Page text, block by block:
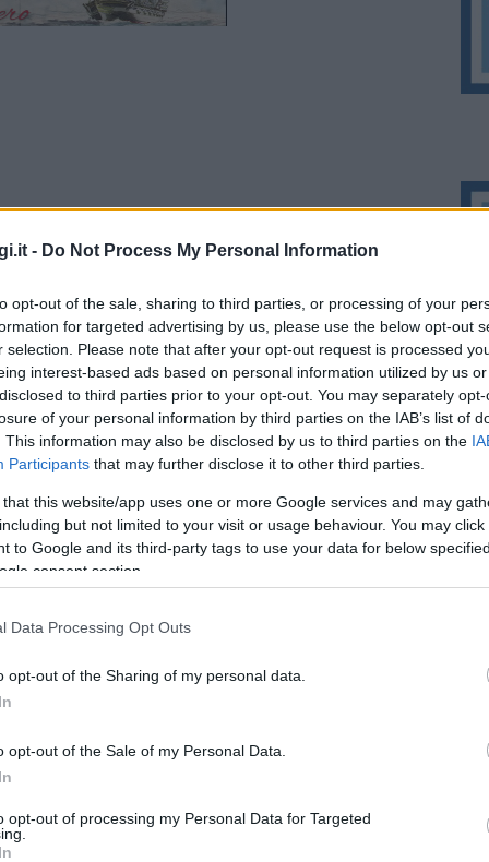
- Do Not Process My Personal Information
opt-out of the sale, sharing to third parties, or processing of your
for targeted advertising by us, please use the below opt-out
selection. Please note that after your opt-out request is processed
interest-based ads based on personal information utilized by us
to third parties prior to your opt-out. You may separately
of your personal information by third parties on the IAB’s list of
This information may also be disclosed by us to third parties on the
Participants that may further disclose it to other third parties.
that this website/app uses one or more Google services and may
but not limited to your visit or usage behaviour. You may
to Google and its third-party tags to use your data for below
consent section.
Data Processing Opt Outs
opt-out of the Sharing of my personal data.
opt-out of the Sale of my Personal Data.
opt-out of processing my Personal Data for Targeted
ogni venerdì la passeggiata della
artisti, hobbisti e produttori locali, pronti
tutte da scoprire.
di Golfo Aranci
sul mare, sostenere l’artigianato
tra profumi, colori e tradizioni.
inaugurare insieme questa nuova
Non mancate.
nazionali?